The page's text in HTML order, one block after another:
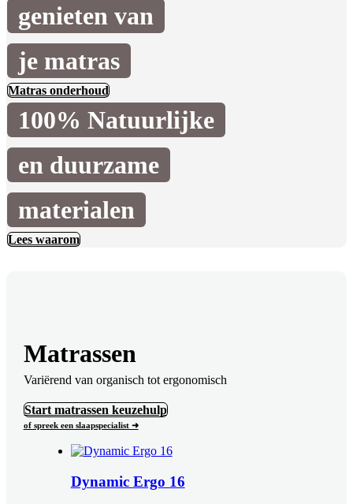
genieten van
je matras
Matras onderhoud
100% Natuurlijke
en duurzame
materialen
Lees waarom
Matrassen
Variërend van organisch tot ergonomisch
Start matrassen keuzehulp
of spreek een slaapspecialist ➜
Dynamic Ergo 16